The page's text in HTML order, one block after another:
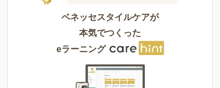
ベネッセスタイルケアが
本気でつくった
eラーニング